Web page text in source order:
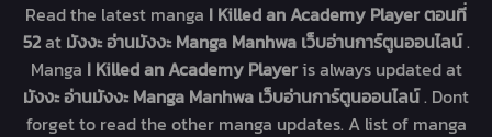
Read the latest manga I Killed an Academy Player ตอนที่
52at มังงะ อ่านมังงะ Manga Manhwa เว็บอ่านการ์ตูนออนไลน์.
Manga I Killed an Academy Playeris always updated at
มังงะ อ่านมังงะ Manga Manhwa เว็บอ่านการ์ตูนออนไลน์. Dont
forget to read the other manga updates. A list of manga